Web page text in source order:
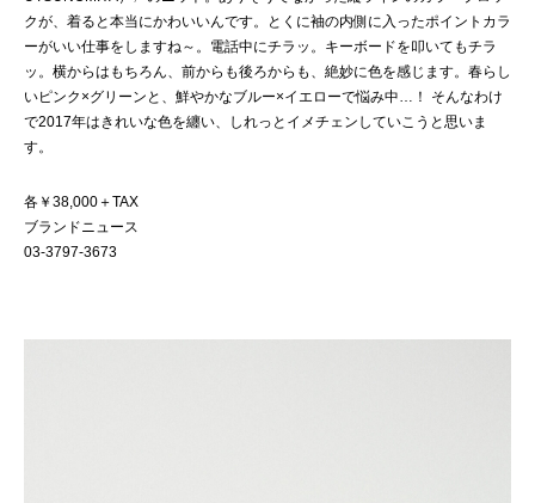
クが、着ると本当にかわいいんです。とくに袖の内側に入ったポイントカラ
ーがいい仕事をしますね～。電話中にチラッ。キーボードを叩いてもチラ
ッ。横からはもちろん、前からも後ろからも、絶妙に色を感じます。春らし
いピンク×グリーンと、鮮やかなブルー×イエローで悩み中…！ そんなわけ
で2017年はきれいな色を纏い、しれっとイメチェンしていこうと思いま
す。
各￥38,000＋TAX
ブランドニュース
03-3797-3673